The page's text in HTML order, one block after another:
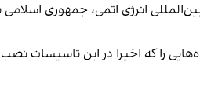
انرژی اتمی، جمهوری اسلامی
را که اخیرا در این تاسیسات نصب